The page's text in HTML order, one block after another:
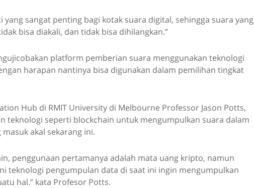
yang sangat penting bagi kotak suara digital, sehingga suara yang
bisa diakali, dan tidak bisa dihilangkan.”
platform pemberian suara menggunakan teknologi
harapan nantinya bisa digunakan dalam pemilihan tingkat
Hub di RMIT University di Melbourne Professor Jason Potts,
teknologi seperti blockchain untuk mengumpulkan suara dalam
akal sekarang ini.
penggunaan pertamanya adalah mata uang kripto, namun
teknologi pengumpulan data di saat ini ingin mengumpulkan
hal.” kata Profesor Potts.